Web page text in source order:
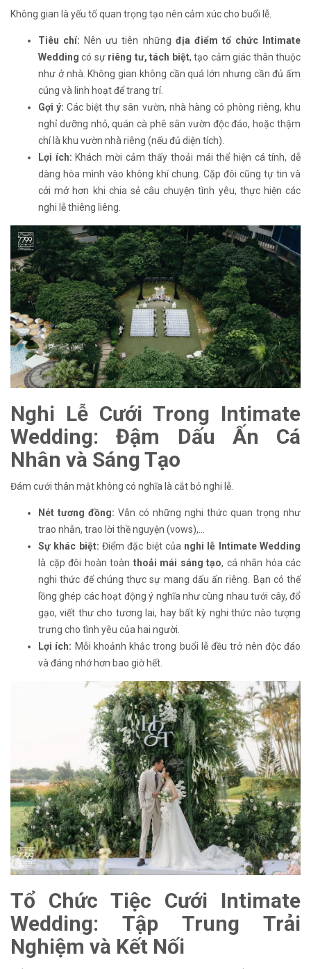
Không gian là yếu tố quan trọng tạo nên cảm xúc cho buổi lễ.
Tiêu chí: Nên ưu tiên những địa điểm tổ chức Intimate
Wedding có sự riêng tư, tách biệt, tạo cảm giác thân thuộc
như ở nhà. Không gian không cần quá lớn nhưng cần đủ ấm
cúng và linh hoạt để trang trí.
Gợi ý: Các biệt thự sân vườn, nhà hàng có phòng riêng, khu
nghỉ dưỡng nhỏ, quán cà phê sân vườn độc đáo, hoặc thậm
chí là khu vườn nhà riêng (nếu đủ diện tích).
Lợi ích: Khách mời cảm thấy thoải mái thể hiện cá tính, dễ
dàng hòa mình vào không khí chung. Cặp đôi cũng tự tin và
cởi mở hơn khi chia sẻ câu chuyện tình yêu, thực hiện các
nghi lễ thiêng liêng.
Nghi Lễ Cưới Trong Intimate
Wedding: Đậm Dấu Ấn Cá
Nhân và Sáng Tạo
Đám cưới thân mật không có nghĩa là cắt bỏ nghi lễ.
Nét tương đồng: Vẫn có những nghi thức quan trọng như
trao nhẫn, trao lời thề nguyện (vows),...
Sự khác biệt: Điểm đặc biệt của nghi lễ Intimate Wedding
là cặp đôi hoàn toàn thoải mái sáng tạo, cá nhân hóa các
nghi thức để chúng thực sự mang dấu ấn riêng. Bạn có thể
lồng ghép các hoạt động ý nghĩa như cùng nhau tưới cây, đổ
gạo, viết thư cho tương lai, hay bất kỳ nghi thức nào tượng
trưng cho tình yêu của hai người.
Lợi ích: Mỗi khoảnh khắc trong buổi lễ đều trở nên độc đáo
và đáng nhớ hơn bao giờ hết.
Tổ Chức Tiệc Cưới Intimate
Wedding: Tập Trung Trải
Nghiệm và Kết Nối